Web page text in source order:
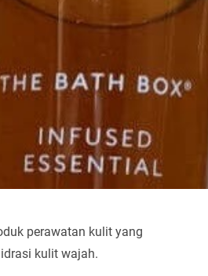
perawatan kulit yang
kulit wajah.